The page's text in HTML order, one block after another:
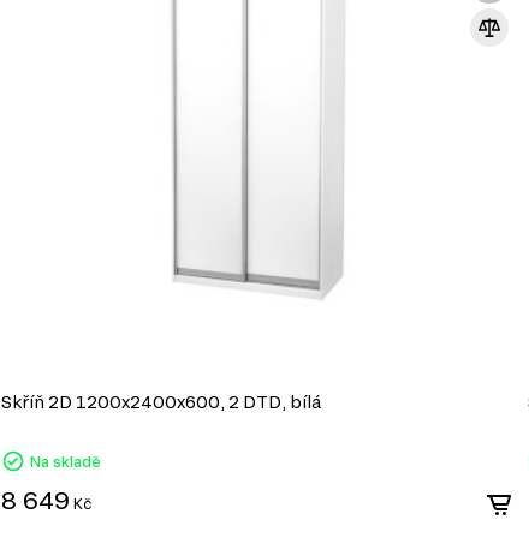
DŘEVOTŘÍSKA + MDF
nábytku. MDF se používá k vytvoření
plochy.
Snadná údržba: Díky povrchové úpravě DTD a
Kombinované fasády z DTD a MDF jsou
dostupného a pevného nábytku, který se
Skříň 2D 1200x2400x600, 2 DTD, bílá
Na skladě
8 649 Kč